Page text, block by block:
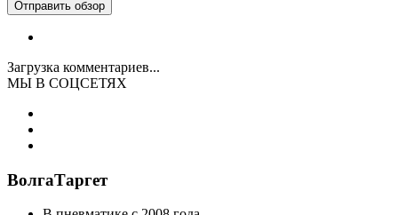
Загрузка комментариев...
МЫ В СОЦСЕТЯХ
ВолгаТаргет